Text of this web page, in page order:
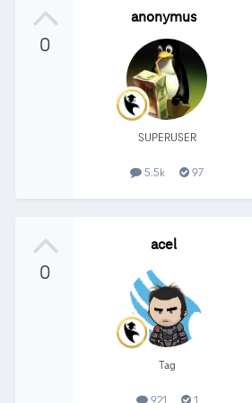
0
anonymus
SUPERUSER
5.5k 97
0
acel
Tag
921 1